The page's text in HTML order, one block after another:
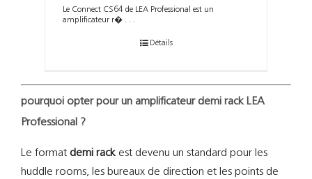
Le Connect CS64 de LEA Professional est un
amplificateur r� . . .
Détails
pourquoi opter pour un amplificateur demi rack LEA
Professional ?
Le format demi rackest devenu un standard pour les
huddle rooms, les bureaux de direction et les points de